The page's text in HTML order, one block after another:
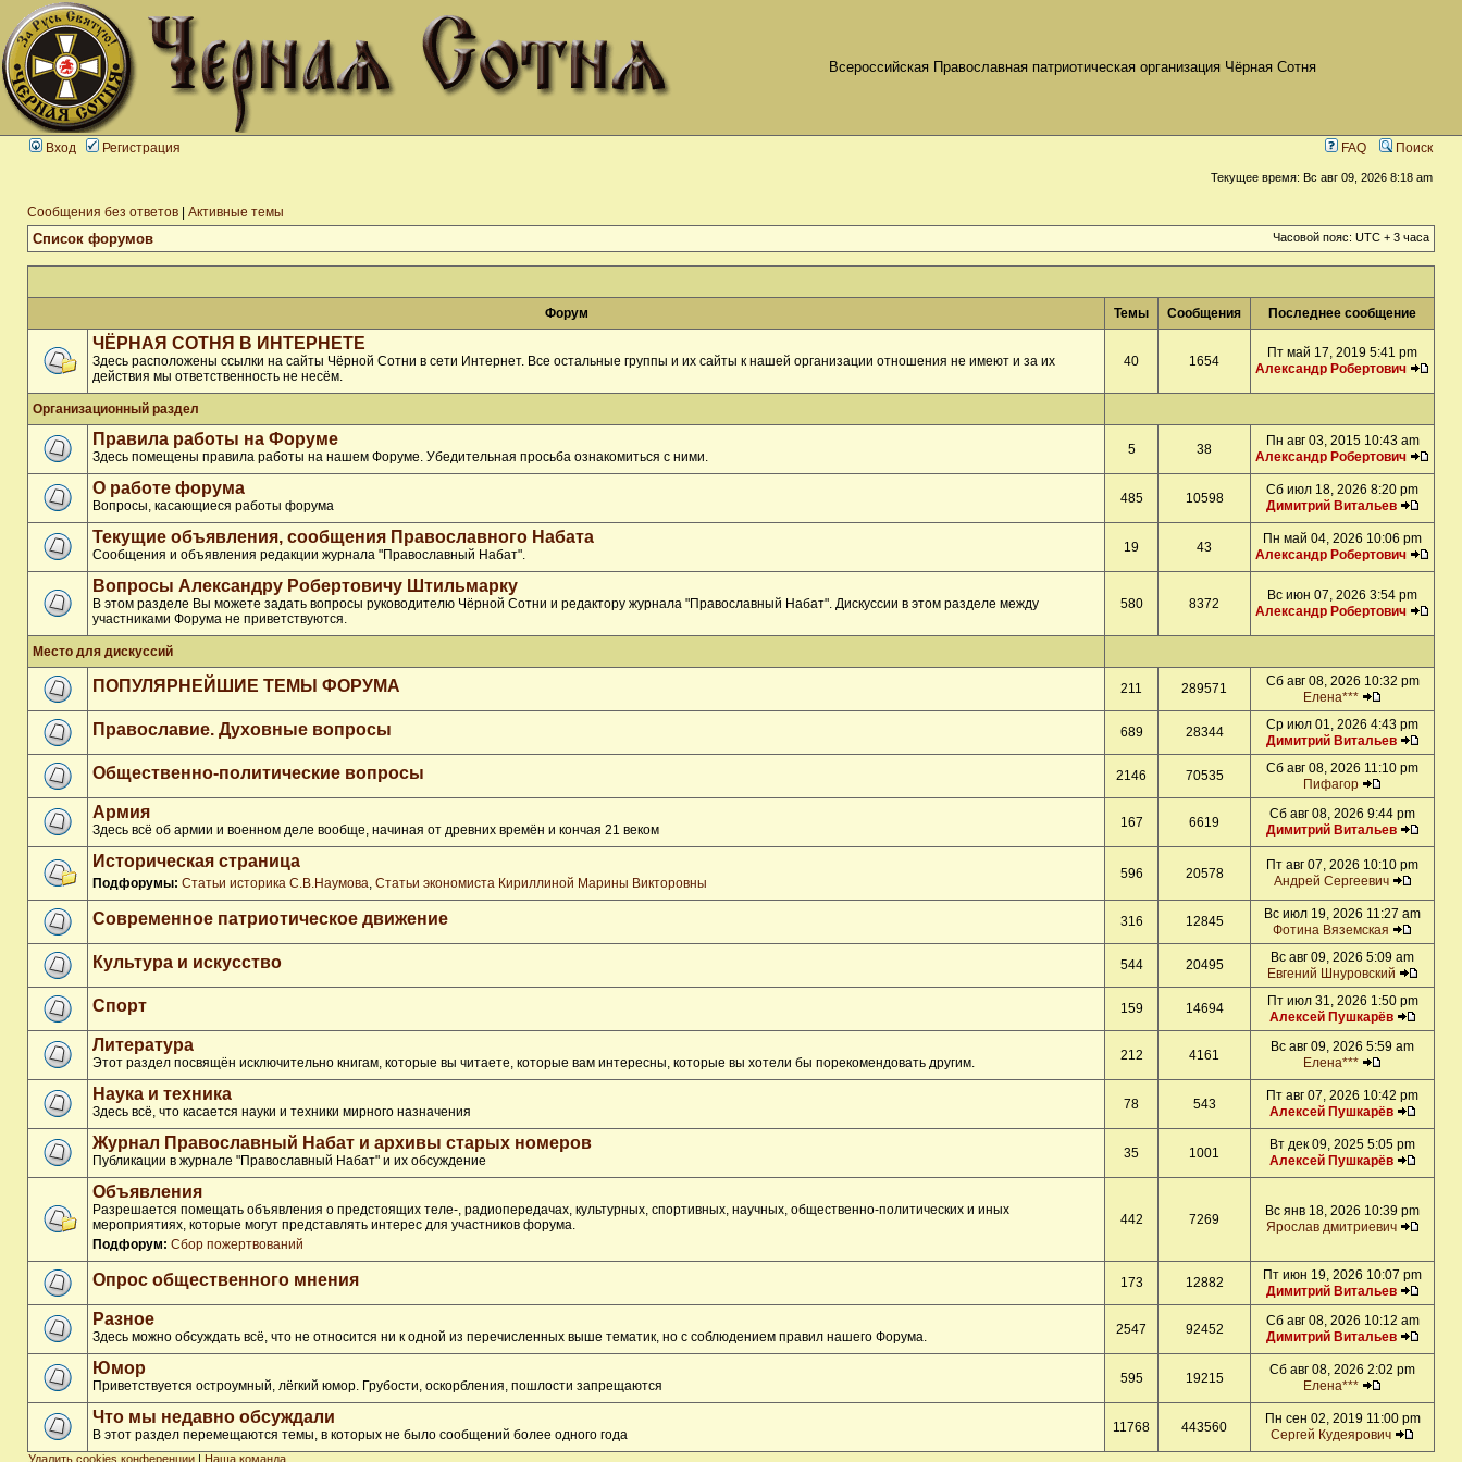
Всероссийская Православная патриотическая организация Чёрная Сотня
Вход Регистрация FAQ Поиск
Текущее время: Вс авг 09, 2026 8:18 am
Сообщения без ответов Активные темы
Список форумов Часовой пояс: UTC + 3 часа
Форум Темы Сообщения Последнее сообщение
ЧЁРНАЯ СОТНЯ В ИНТЕРНЕТЕ
Здесь расположены ссылки на сайты Чёрной Сотни в сети Интернет. Все остальные группы и их сайты к нашей организации отношения не имеют и за их
действия мы ответственность не несём.
40 1654
Пт май 17, 2019 5:41 pm
Александр Робертович
Организационный раздел
Правила работы на Форуме
Здесь помещены правила работы на нашем Форуме. Убедительная просьба ознакомиться с ними. 5 38
Пн авг 03, 2015 10:43 am
Александр Робертович
О работе форума
Вопросы, касающиеся работы форума 485 10598
Сб июл 18, 2026 8:20 pm
Димитрий Витальев
Текущие объявления, сообщения Православного Набата
Сообщения и объявления редакции журнала "Православный Набат". 19 43
Пн май 04, 2026 10:06 pm
Александр Робертович
Вопросы Александру Робертовичу Штильмарку
В этом разделе Вы можете задать вопросы руководителю Чёрной Сотни и редактору журнала "Православный Набат". Дискуссии в этом разделе между
участниками Форума не приветствуются.
580 8372
Вс июн 07, 2026 3:54 pm
Александр Робертович
Место для дискуссий
ПОПУЛЯРНЕЙШИЕ ТЕМЫ ФОРУМА 211 289571
Сб авг 08, 2026 10:32 pm
Елена***
Православие. Духовные вопросы 689 28344
Ср июл 01, 2026 4:43 pm
Димитрий Витальев
Общественно-политические вопросы 2146 70535
Сб авг 08, 2026 11:10 pm
Пифагор
Армия
Здесь всё об армии и военном деле вообще, начиная от древних времён и кончая 21 веком 167 6619
Сб авг 08, 2026 9:44 pm
Димитрий Витальев
Историческая страница
Подфорумы: Статьи историка С.В.Наумова, Статьи экономиста Кириллиной Марины Викторовны
596 20578
Пт авг 07, 2026 10:10 pm
Андрей Сергеевич
Современное патриотическое движение 316 12845
Вс июл 19, 2026 11:27 am
Фотина Вяземская
Культура и искусство 544 20495
Вс авг 09, 2026 5:09 am
Евгений Шнуровский
Спорт 159 14694
Пт июл 31, 2026 1:50 pm
Алексей Пушкарёв
Литература
Этот раздел посвящён исключительно книгам, которые вы читаете, которые вам интересны, которые вы хотели бы порекомендовать другим. 212 4161
Вс авг 09, 2026 5:59 am
Елена***
Наука и техника
Здесь всё, что касается науки и техники мирного назначения 78 543
Пт авг 07, 2026 10:42 pm
Алексей Пушкарёв
Журнал Православный Набат и архивы старых номеров
Публикации в журнале "Православный Набат" и их обсуждение 35 1001
Вт дек 09, 2025 5:05 pm
Алексей Пушкарёв
Объявления
Разрешается помещать объявления о предстоящих теле-, радиопередачах, культурных, спортивных, научных, общественно-политических и иных
мероприятиях, которые могут представлять интерес для участников форума.
Подфорум: Сбор пожертвований
442 7269
Вс янв 18, 2026 10:39 pm
Ярослав дмитриевич
Опрос общественного мнения 173 12882
Пт июн 19, 2026 10:07 pm
Димитрий Витальев
Разное
Здесь можно обсуждать всё, что не относится ни к одной из перечисленных выше тематик, но с соблюдением правил нашего Форума. 2547 92452
Сб авг 08, 2026 10:12 am
Димитрий Витальев
Юмор
Приветствуется остроумный, лёгкий юмор. Грубости, оскорбления, пошлости запрещаются 595 19215
Сб авг 08, 2026 2:02 pm
Елена***
Что мы недавно обсуждали
В этот раздел перемещаются темы, в которых не было сообщений более одного года 11768 443560
Пн сен 02, 2019 11:00 pm
Сергей Кудеярович
Удалить cookies конференции | Наша команда